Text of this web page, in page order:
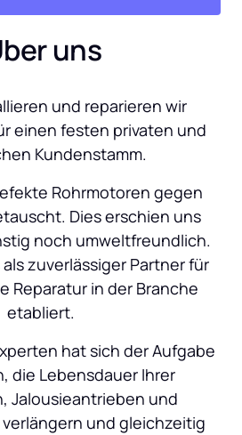
uns
und reparieren wir
einen festen privaten und
Kundenstamm.
Dies erschien uns
noch umweltfreundlich.
zuverlässiger Partner für
Reparatur in der Branche
etabliert.
hat sich der Aufgabe
die Lebensdauer Ihrer
Jalousieantrieben und
und gleichzeitig